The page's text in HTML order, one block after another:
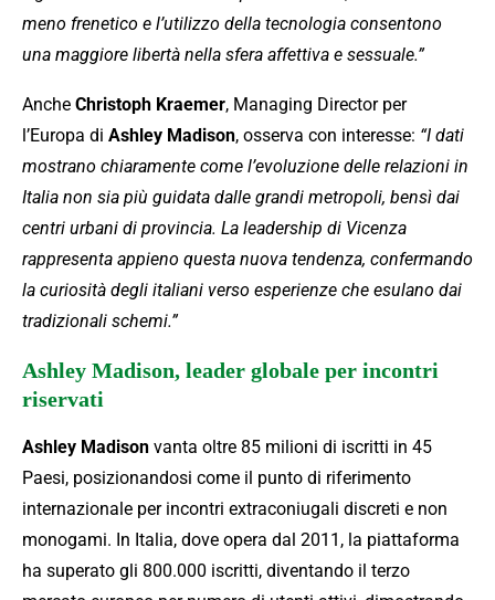
meno frenetico e l’utilizzo della tecnologia consentono
una maggiore libertà nella sfera affettiva e sessuale.”
Anche Christoph Kraemer, Managing Director per
l’Europa di Ashley Madison, osserva con interesse: “I dati
mostrano chiaramente come l’evoluzione delle relazioni in
Italia non sia più guidata dalle grandi metropoli, bensì dai
centri urbani di provincia. La leadership di Vicenza
rappresenta appieno questa nuova tendenza, confermando
la curiosità degli italiani verso esperienze che esulano dai
tradizionali schemi.”
Ashley Madison, leader globale per incontri
riservati
Ashley Madison vanta oltre 85 milioni di iscritti in 45
Paesi, posizionandosi come il punto di riferimento
internazionale per incontri extraconiugali discreti e non
monogami. In Italia, dove opera dal 2011, la piattaforma
ha superato gli 800.000 iscritti, diventando il terzo